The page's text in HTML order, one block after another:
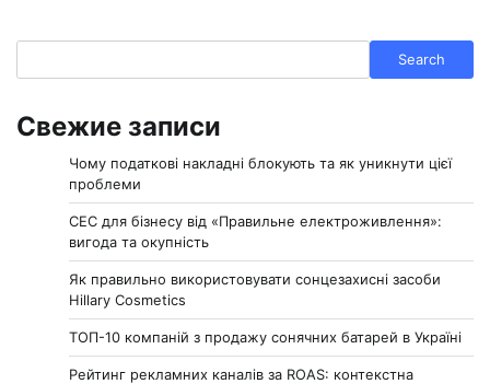
Search
Свежие записи
Чому податкові накладні блокують та як уникнути цієї
проблеми
СЕС для бізнесу від «Правильне електроживлення»:
вигода та окупність
Як правильно використовувати сонцезахисні засоби
Hillary Cosmetics
ТОП-10 компаній з продажу сонячних батарей в Україні
Рейтинг рекламних каналів за ROAS: контекстна